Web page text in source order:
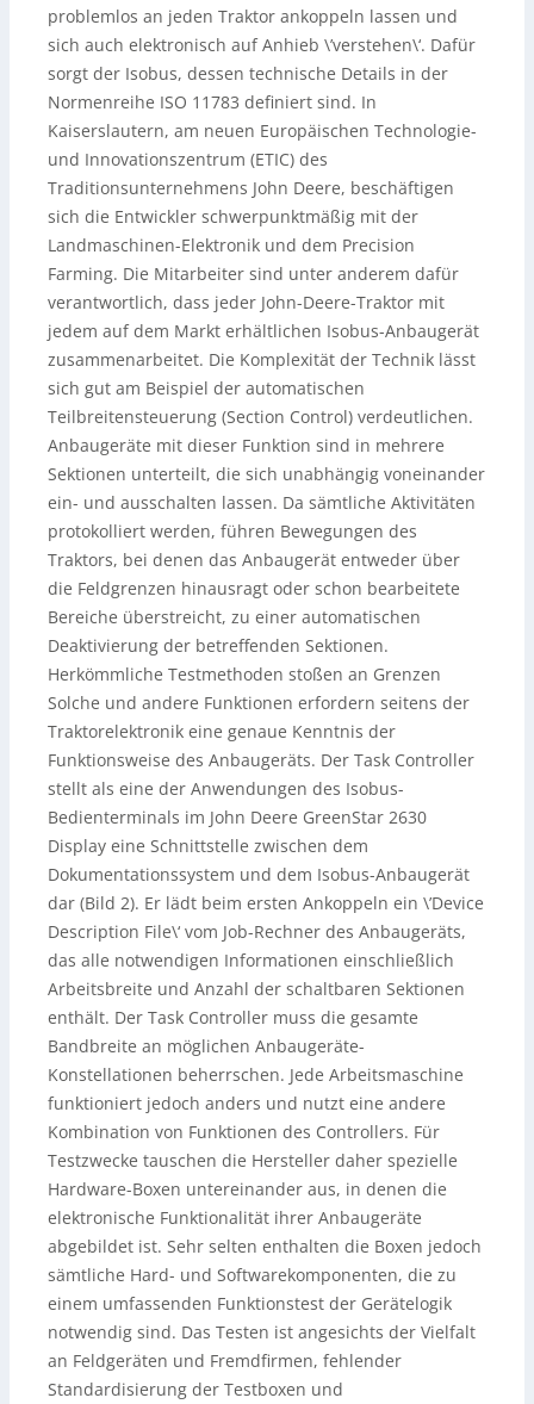
problemlos an jeden Traktor ankoppeln lassen und
sich auch elektronisch auf Anhieb \’verstehen\‘. Dafür
sorgt der Isobus, dessen technische Details in der
Normenreihe ISO 11783 definiert sind. In
Kaiserslautern, am neuen Europäischen Technologie-
und Innovationszentrum (ETIC) des
Traditionsunternehmens John Deere, beschäftigen
sich die Entwickler schwerpunktmäßig mit der
Landmaschinen-Elektronik und dem Precision
Farming. Die Mitarbeiter sind unter anderem dafür
verantwortlich, dass jeder John-Deere-Traktor mit
jedem auf dem Markt erhältlichen Isobus-Anbaugerät
zusammenarbeitet. Die Komplexität der Technik lässt
sich gut am Beispiel der automatischen
Teilbreitensteuerung (Section Control) verdeutlichen.
Anbaugeräte mit dieser Funktion sind in mehrere
Sektionen unterteilt, die sich unabhängig voneinander
ein- und ausschalten lassen. Da sämtliche Aktivitäten
protokolliert werden, führen Bewegungen des
Traktors, bei denen das Anbaugerät entweder über
die Feldgrenzen hinausragt oder schon bearbeitete
Bereiche überstreicht, zu einer automatischen
Deaktivierung der betreffenden Sektionen.
Herkömmliche Testmethoden stoßen an Grenzen
Solche und andere Funktionen erfordern seitens der
Traktorelektronik eine genaue Kenntnis der
Funktionsweise des Anbaugeräts. Der Task Controller
stellt als eine der Anwendungen des Isobus-
Bedienterminals im John Deere GreenStar 2630
Display eine Schnittstelle zwischen dem
Dokumentationssystem und dem Isobus-Anbaugerät
dar (Bild 2). Er lädt beim ersten Ankoppeln ein \’Device
Description File\‘ vom Job-Rechner des Anbaugeräts,
das alle notwendigen Informationen einschließlich
Arbeitsbreite und Anzahl der schaltbaren Sektionen
enthält. Der Task Controller muss die gesamte
Bandbreite an möglichen Anbaugeräte-
Konstellationen beherrschen. Jede Arbeitsmaschine
funktioniert jedoch anders und nutzt eine andere
Kombination von Funktionen des Controllers. Für
Testzwecke tauschen die Hersteller daher spezielle
Hardware-Boxen untereinander aus, in denen die
elektronische Funktionalität ihrer Anbaugeräte
abgebildet ist. Sehr selten enthalten die Boxen jedoch
sämtliche Hard- und Softwarekomponenten, die zu
einem umfassenden Funktionstest der Gerätelogik
notwendig sind. Das Testen ist angesichts der Vielfalt
an Feldgeräten und Fremdfirmen, fehlender
Standardisierung der Testboxen und